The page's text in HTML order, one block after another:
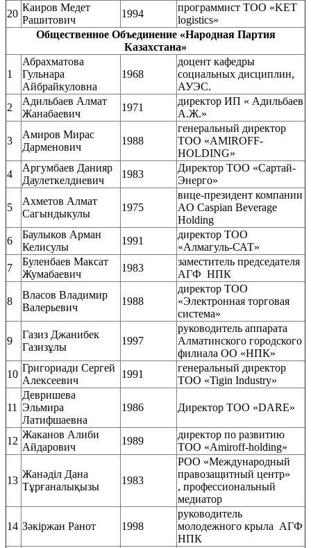
20
Каиров Медет
Рашитович
1994
программист ТОО «KET
logistics»
Общественное Объединение «Народная Партия
Казахстана»
1
Абрахматова
Гульнара
Айбрайкуловна
1968
доцент кафедры
социальных дисциплин,
АУЭС.
2
Адильбаев Алмат
Жанабаевич
1971
директор ИП « Адильбаев
А.Ж.»
3
Амиров Мирас
Дарменович
1988
генеральный директор
ТОО «AMIROFF-
HOLDING»
4
Аргумбаев Данияр
Даулеткелдиевич
1983
Директор ТОО «Сартай-
Энерго»
5
Ахметов Алмат
Сагындыкулы
1975
вице-президент компании
AO Caspian Beverage
Holding
6
Баулыков Арман
Келисулы
1991
директор ТОО
«Алмагуль-САТ»
7
Буленбаев Максат
Жумабаевич
1983
заместитель председателя
АГФ НПК
8
Власов Владимир
Валерьевич
1988
директор ТОО
«Электронная торговая
система»
9
Газиз Джанибек
Газизұлы
1997
руководитель аппарата
Алматинского городского
филиала ОО «НПК»
10
Григориади Сергей
Алексеевич
1991
генеральный директор
ТОО «Tigin Industry»
11
Девришева
Эльмира
Латифшаевна
1986 Директор ТОО «DARE»
12
Жаканов Алиби
Айдарович
1989
директор по развитию
ТОО «Amiroff-holding»
13
Жанәділ Дана
Тұрғаналықызы
1983
РОО «Международный
правозащитный центр»
, профессиональный
медиатор
14 Зәкіржан Ранот 1998
руководитель
молодежного крыла АГФ
НПК